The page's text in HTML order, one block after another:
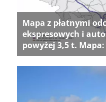
Mapa z płatnymi
ekspresowych i
powyżej 3,5 t. Mapa: